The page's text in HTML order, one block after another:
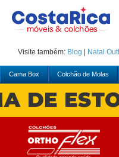
Visite também: Blog Natal
Cama Box Colchão de Molas